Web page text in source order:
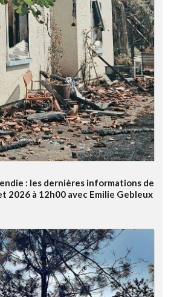
: les dernières informations de
2026 à 12h00 avec Emilie Gebleux